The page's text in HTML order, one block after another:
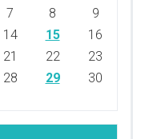
7 8
9
14 15
16
21 22
23
28 29
30